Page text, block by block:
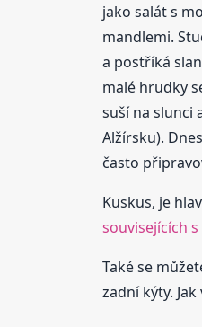
jako salát s
mandlemi.
a postříká
malé hrudky
suší na slunci
Alžírsku).
často
Kuskus, je
souvisejících
Také se
zadní kýty.